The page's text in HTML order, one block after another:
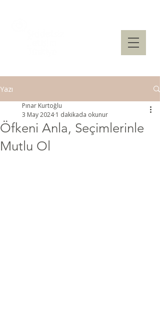
Yazı
Öfkeni Anla, Seçimlerinle
Mutlu Ol
Pınar Kurtoğlu
3 May 2024 1 dakikada okunur